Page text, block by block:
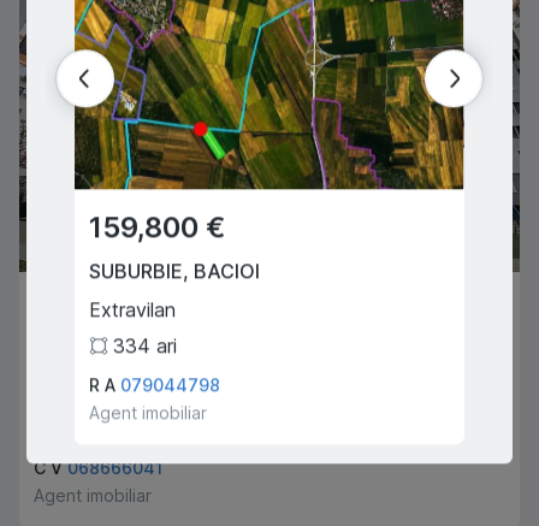
199,000 €
CHIȘINĂU,TELECENTRU
Sprancenoaia
1
C V 068666041
Agent imobiliar
159,800 €
SUBURBIE, BACIOI
Extravilan
334 ari
R A 079044798
Agent imobiliar